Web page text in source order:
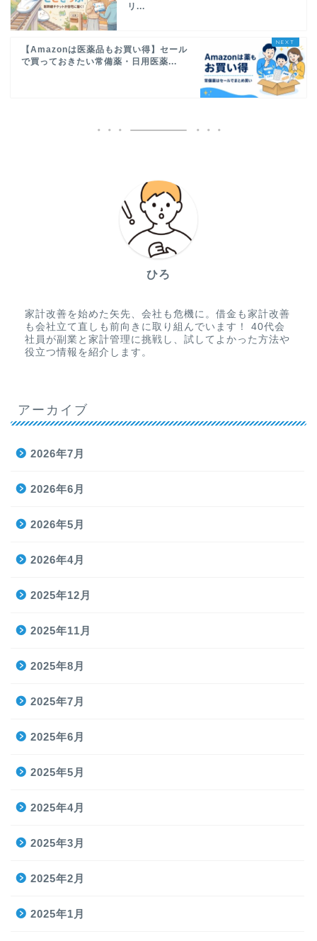
リ...
【Amazonは医薬品もお買い得】セール
で買っておきたい常備薬・日用医薬...
ひろ
家計改善を始めた矢先、会社も危機に。借金も家計改善
も会社立て直しも前向きに取り組んでいます！ 40代会
社員が副業と家計管理に挑戦し、試してよかった方法や
役立つ情報を紹介します。
アーカイブ
2026年7月
2026年6月
2026年5月
2026年4月
2025年12月
2025年11月
2025年8月
2025年7月
2025年6月
2025年5月
2025年4月
2025年3月
2025年2月
2025年1月